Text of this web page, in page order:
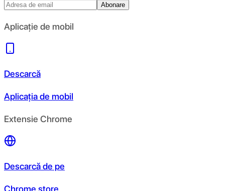
Abonare
Aplicație de mobil
Descarcă
Aplicația de mobil
Extensie Chrome
Descarcă de pe
Chrome store